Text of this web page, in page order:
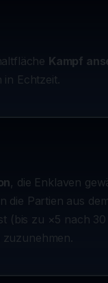
Kampf
in Echtzeit.
, die Enklaven
Partien aus
(bis zu ×5 nach